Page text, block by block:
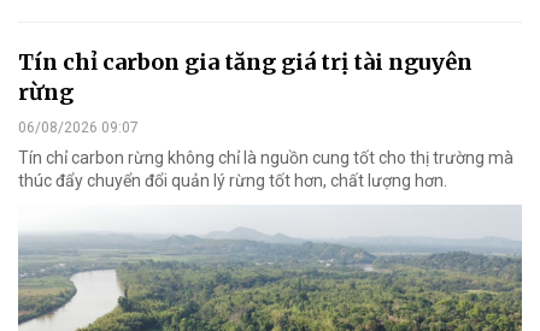
Tín chỉ carbon gia tăng giá trị tài nguyên
rừng
06/08/2026 09:07
Tín chỉ carbon rừng không chỉ là nguồn cung tốt cho thị trường mà
thúc đẩy chuyển đổi quản lý rừng tốt hơn, chất lượng hơn.